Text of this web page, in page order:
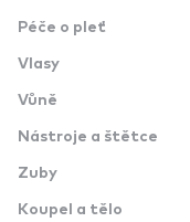
Péče o pleť
Vlasy
Vůně
Nástroje a štětce
Zuby
Koupel a tělo